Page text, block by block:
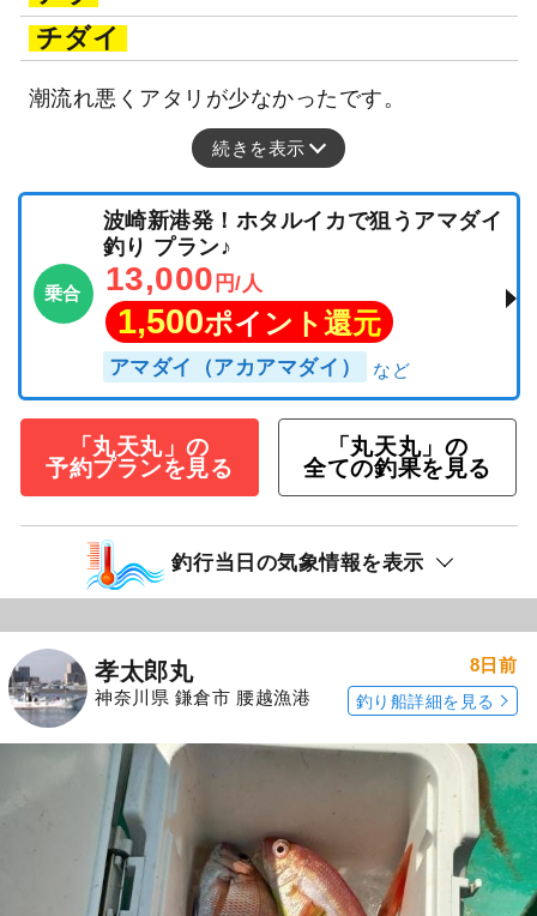
チダイ
潮流れ悪くアタリが少なかったです。
続きを表示
乗合
波崎新港発！ホタルイカで狙うアマダイ
釣り プラン♪
13,000 円/人
1,500ポイント還元
アマダイ（アカアマダイ）
「丸天丸」の
予約プランを見る
「丸天丸」の
全ての釣果を見る
釣行当日の気象情報を表示
孝太郎丸
神奈川県 鎌倉市 腰越漁港
8日前
釣り船詳細を見る